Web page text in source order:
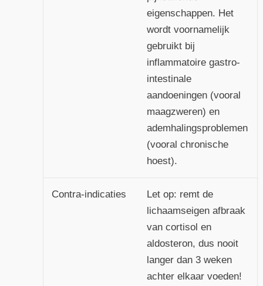
eigenschappen. Het
wordt voornamelijk
gebruikt bij
inflammatoire gastro-
intestinale
aandoeningen (vooral
maagzweren) en
ademhalingsproblemen
(vooral chronische
hoest).
Contra-indicaties
Let op: remt de
lichaamseigen afbraak
van cortisol en
aldosteron, dus nooit
langer dan 3 weken
achter elkaar voeden!